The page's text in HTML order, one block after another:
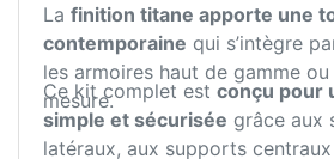
La finition titane apporte une
contemporaine qui s’intègre
les armoires haut de gamme
mesure.
Ce kit complet est conçu pour
simple et sécurisée grâce aux
latéraux, aux supports